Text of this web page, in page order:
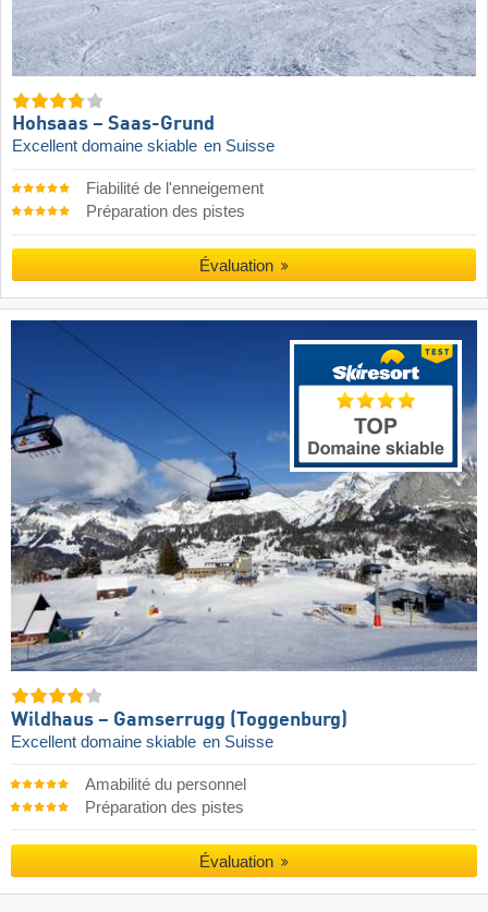
Hohsaas – Saas-Grund
Excellent domaine skiable en Suisse
Fiabilité de l'enneigement
Préparation des pistes
Évaluation
Wildhaus – Gamserrugg (Toggenburg)
Excellent domaine skiable en Suisse
Amabilité du personnel
Préparation des pistes
Évaluation